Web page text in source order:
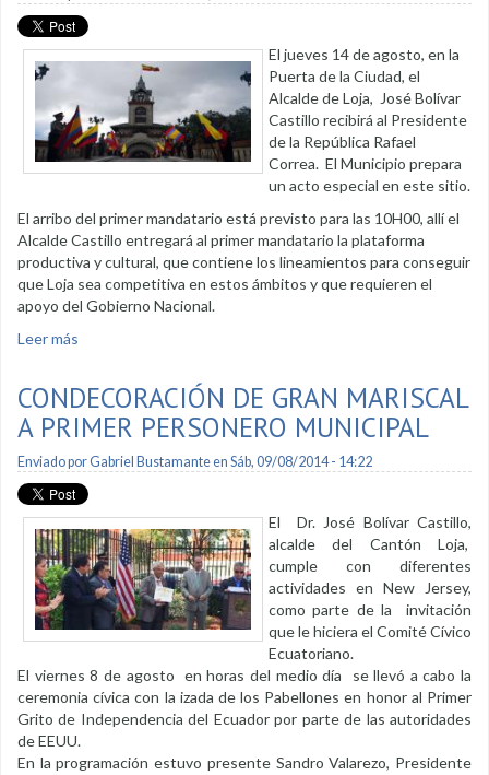
El jueves 14 de agosto, en la
Puerta de la Ciudad, el
Alcalde de Loja, José Bolívar
Castillo recibirá al Presidente
de la República Rafael
Correa. El Municipio prepara
un acto especial en este sitio.
El arribo del primer mandatario está previsto para las 10H00, allí el
Alcalde Castillo entregará al primer mandatario la plataforma
productiva y cultural, que contiene los lineamientos para conseguir
que Loja sea competitiva en estos ámbitos y que requieren el
apoyo del Gobierno Nacional.
Leer más
CONDECORACIÓN DE GRAN MARISCAL
A PRIMER PERSONERO MUNICIPAL
Enviado porGabriel Bustamanteen Sáb, 09/08/2014 - 14:22
El Dr. José Bolívar Castillo,
alcalde del Cantón Loja,
cumple con diferentes
actividades en New Jersey,
como parte de la invitación
que le hiciera el Comité Cívico
Ecuatoriano.
El viernes 8 de agosto en horas del medio día se llevó a cabo la
ceremonia cívica con la izada de los Pabellones en honor al Primer
Grito de Independencia del Ecuador por parte de las autoridades
de EEUU.
En la programación estuvo presente Sandro Valarezo, Presidente